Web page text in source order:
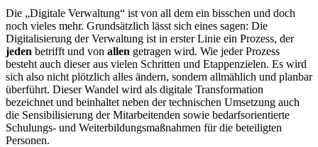
Die „Digitale Verwaltung“ ist von all dem ein bisschen und doch
noch vieles mehr. Grundsätzlich lässt sich eines sagen: Die
Digitalisierung der Verwaltung ist in erster Linie ein Prozess, der
jeden betrifft und von allen getragen wird. Wie jeder Prozess
besteht auch dieser aus vielen Schritten und Etappenzielen. Es wird
sich also nicht plötzlich alles ändern, sondern allmählich und planbar
überführt. Dieser Wandel wird als digitale Transformation
bezeichnet und beinhaltet neben der technischen Umsetzung auch
die Sensibilisierung der Mitarbeitenden sowie bedarfsorientierte
Schulungs- und Weiterbildungsmaßnahmen für die beteiligten
Personen.